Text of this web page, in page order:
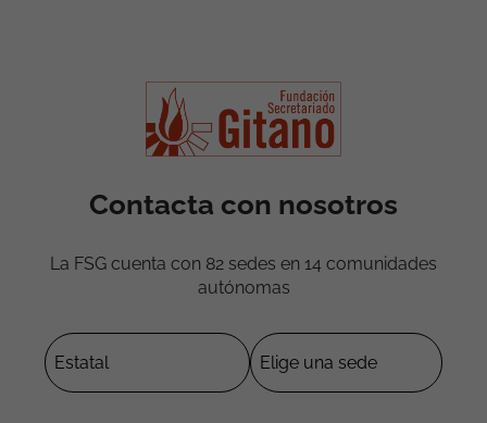
Contacta con nosotros
La FSG cuenta con 82 sedes en 14 comunidades
autónomas